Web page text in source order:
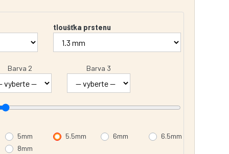
tloušťka prstenu
Barva 2 Barva 3
5mm 5.5mm 6mm
6.5mm
8mm